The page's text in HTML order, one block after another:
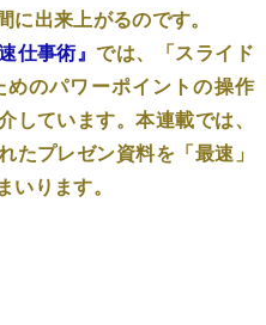
出来上がるのです。
仕事術』では、「スライド
のパワーポイントの操作
しています。本連載では、
たプレゼン資料を「最速」
ります。